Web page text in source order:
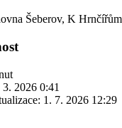
Šeberov, K
3. 2026 0:41
1. 7. 2026 12:29